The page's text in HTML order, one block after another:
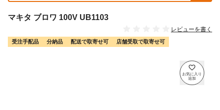
マキタ ブロワ 100V UB1103
レビューを書く
受注手配品 分納品 配送で取寄せ可 店舗受取で取寄せ可